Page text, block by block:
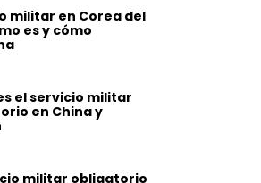
militar en Corea del
es y cómo
el servicio militar
en China y
militar obligatorio